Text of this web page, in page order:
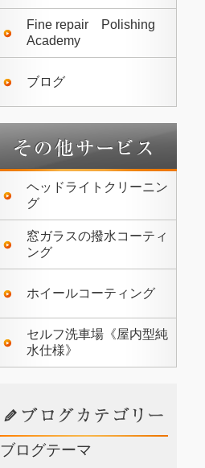
Fine repair Polishing
Academy
ブログ
ヘッドライトクリーニン
グ
窓ガラスの撥水コーティ
ング
ホイールコーティング
セルフ洗車場《屋内型純
水仕様》
ブログテーマ